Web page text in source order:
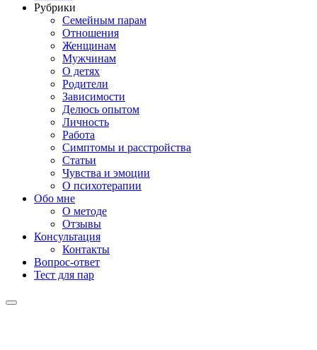
Рубрики
Семейным парам
Отношения
Женщинам
Мужчинам
О детях
Родители
Зависимости
Делюсь опытом
Личность
Работа
Симптомы и расстройства
Статьи
Чувства и эмоции
О психотерапии
Обо мне
О методе
Отзывы
Консультация
Контакты
Вопрос-ответ
Тест для пар